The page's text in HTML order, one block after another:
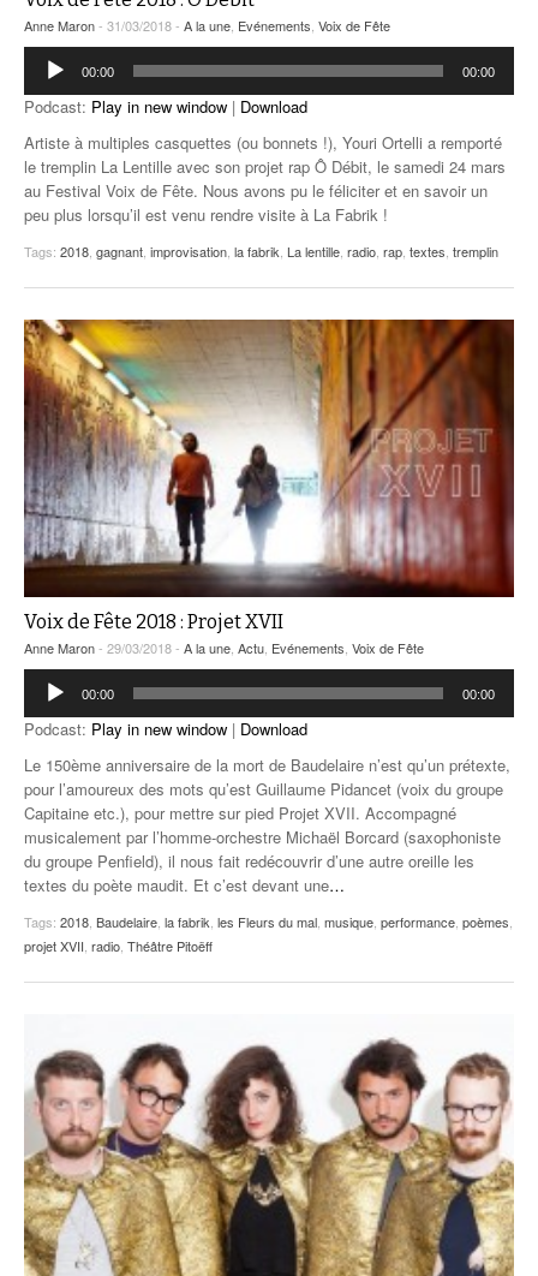
Anne Maron- 31/03/2018 - A la une, Evénements, Voix de Fête
Lecteur
audio
00:00 00:00
Podcast: Play in new window | Download
Artiste à multiples casquettes (ou bonnets !), Youri Ortelli a remporté
le tremplin La Lentille avec son projet rap Ô Débit, le samedi 24 mars
au Festival Voix de Fête. Nous avons pu le féliciter et en savoir un
peu plus lorsqu’il est venu rendre visite à La Fabrik !
Tags: 2018, gagnant, improvisation, la fabrik, La lentille, radio, rap, textes, tremplin
Voix de Fête 2018 : Projet XVII
Anne Maron- 29/03/2018 - A la une Actu Evénements Voix de Fête
Lecteur
audio
00:00 00:00
Podcast: Play in new window | Download
Le 150ème anniversaire de la mort de Baudelaire n’est qu’un prétexte,
pour l’amoureux des mots qu’est Guillaume Pidancet (voix du groupe
Capitaine etc.), pour mettre sur pied Projet XVII. Accompagné
musicalement par l’homme-orchestre Michaël Borcard (saxophoniste
du groupe Penfield), il nous fait redécouvrir d’une autre oreille les
textes du poète maudit. Et c’est devant une…
Tags: 2018 Baudelaire la fabrik les Fleurs du mal musique performance poèmes
projet XVII radio Théâtre Pitoëff